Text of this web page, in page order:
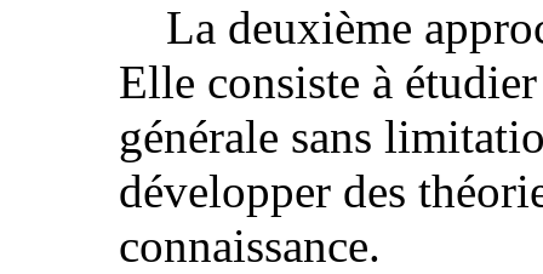
La deuxième
Elle consiste à
générale sans
développer des
connaissance.